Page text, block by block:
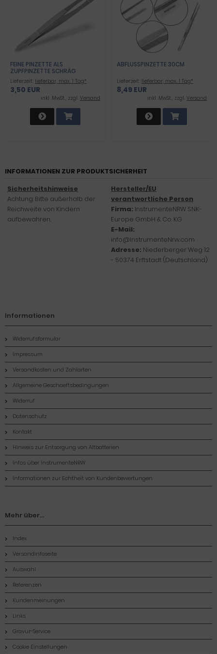
FEINE PINZETTE ALS
ZUPFPINZETTE SCHRÄG
Lieferzeit: lieferbar, max. 1 Tag*
3,50 EUR
inkl .MwSt., zzgl. Versand
ABFLUSSPINZETTE 30CM
Lieferzeit: lieferbar, max. 1 Tag*
8,49 EUR
inkl .MwSt., zzgl. Versand
INFORMATIONEN ZUR PRODUKTSICHERHEIT
Sicherheitshinweise
Achtung: Bitte außerhalb der
Reichweite von Kindern
aufbewahren.
Hersteller/EU
verantwortliche Person
Firma: InstrumenteNRW SNK-
Europe GmbH & Co. KG
E-Mail:
info@InstrumenteNrw.com
Adresse: Niederberger Weg 12
- 50374 Erftstadt (Deutschland)
Informationen
Widerrufsformular
Impressum
Versandkosten und Zahlarten
Allgemeine Geschaeftsbedingungen
Widerruf
Datenschutz
Kontakt
Hinweis zur Entsorgung von Altbatterien
Infos über InstrumenteNRW
Informationen zur Echtheit von Kundenbewertungen
Mehr über...
Index
Versandinfoseite
Auswahl
Referenzen
Kundenmeinungen
Links
Gravur-Service
Cookie Einstellungen